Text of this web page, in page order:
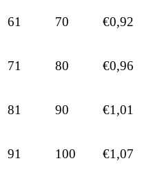
61 70 €0,92
71 80 €0,96
81 90 €1,01
91 100 €1,07